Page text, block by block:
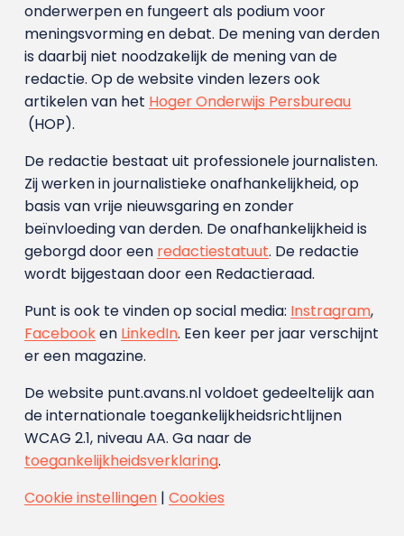
onderwerpen en fungeert als podium voor
meningsvorming en debat. De mening van derden
is daarbij niet noodzakelijk de mening van de
redactie. Op de website vinden lezers ook
artikelen van het Hoger Onderwijs Persbureau
(HOP).
De redactie bestaat uit professionele journalisten.
Zij werken in journalistieke onafhankelijkheid, op
basis van vrije nieuwsgaring en zonder
beïnvloeding van derden. De onafhankelijkheid is
geborgd door een redactiestatuut. De redactie
wordt bijgestaan door een Redactieraad.
Punt is ook te vinden op social media: Instragram,
Facebooken LinkedIn. Een keer per jaar verschijnt
er een magazine.
De website punt.avans.nl voldoet gedeeltelijk aan
de internationale toegankelijkheidsrichtlijnen
WCAG 2.1, niveau AA. Ga naar de
toegankelijkheidsverklaring.
Cookie instellingen| Cookies